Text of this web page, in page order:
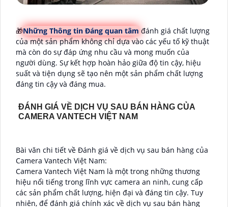
🎁Những Thông tin Đáng quan tâm đánh giá chất lượng
của một sản phẩm không chỉ dựa vào các yếu tố kỹ thuật
mà còn do sự đáp ứng nhu cầu và mong muốn của
người dùng. Sự kết hợp hoàn hảo giữa độ tin cậy, hiệu
suất và tiện dụng sẽ tạo nên một sản phẩm chất lượng
đáng tin cậy và đáng mua.
ĐÁNH GIÁ VỀ DỊCH VỤ SAU BÁN HÀNG CỦA
CAMERA VANTECH VIỆT NAM
Bài văn chi tiết về Đánh giá về dịch vụ sau bán hàng của
Camera Vantech Việt Nam:
Camera Vantech Việt Nam là một trong những thương
hiệu nổi tiếng trong lĩnh vực camera an ninh, cung cấp
các sản phẩm chất lượng, hiện đại và đáng tin cậy. Tuy
nhiên, để đánh giá chính xác về dịch vụ sau bán hàng